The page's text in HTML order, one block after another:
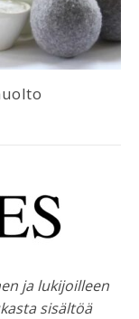
ja lukijoilleen
sisältöä